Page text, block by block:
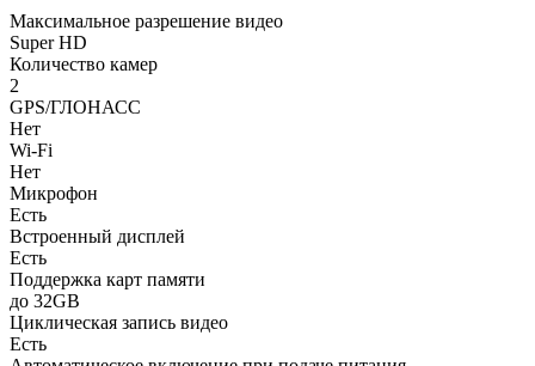
Максимальное разрешение видео
Super HD
Количество камер
2
GPS/ГЛОНАСС
Нет
Wi-Fi
Нет
Микрофон
Есть
Встроенный дисплей
Есть
Поддержка карт памяти
до 32GB
Циклическая запись видео
Есть